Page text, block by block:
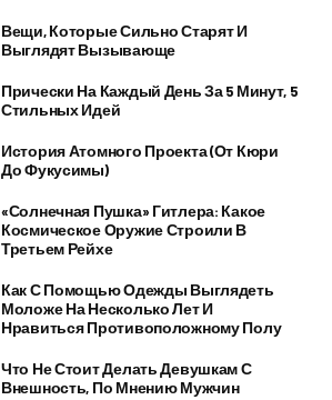
Вещи, Которые Сильно Старят И
Выглядят Вызывающе
Прически На Каждый День За 5 Минут, 5
Стильных Идей
История Атомного Проекта (от Кюри
До Фукусимы)
«Солнечная Пушка» Гитлера: Какое
Космическое Оружие Строили В
Третьем Рейхе
Как С Помощью Одежды Выглядеть
Моложе На Несколько Лет И
Нравиться Противоположному Полу
Что Не Стоит Делать Девушкам С
Внешность, По Мнению Мужчин